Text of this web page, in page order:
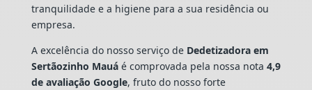
tranquilidade e a higiene para a sua residência ou
empresa.
A excelência do nosso serviço de Dedetizadora em
Sertãozinho Mauáé comprovada pela nossa nota 4,9
de avaliação Google, fruto do nosso forte